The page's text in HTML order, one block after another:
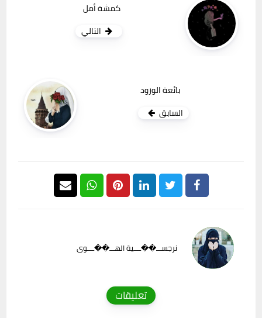
كمشة أمل
التالي
بائعة الورود
السابق
نرجســـ��ــــية الهـــ��ــــوى
تعليقات